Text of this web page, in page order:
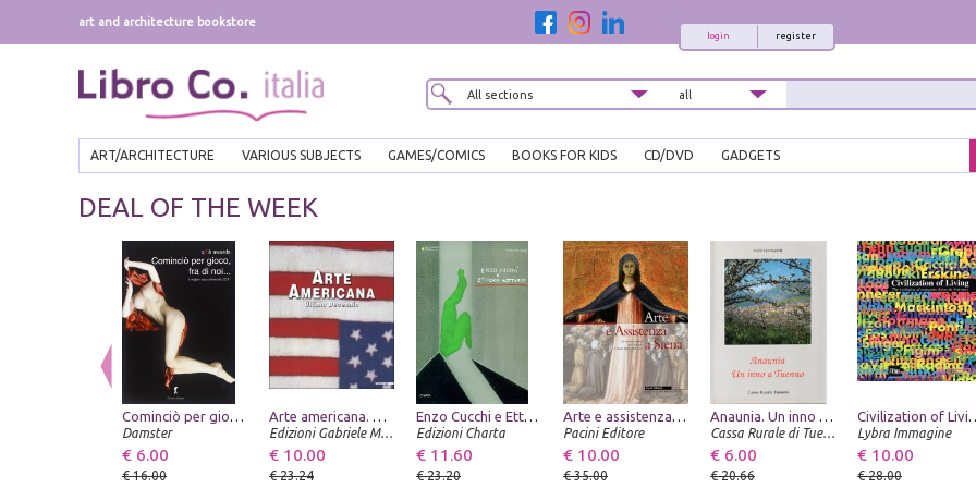
art and architecture bookstore
register
login
ART/ARCHITECTURE VARIOUS SUBJECTS GAMES/COMICS BOOKS FOR KIDS CD/DVD GADGETS
DEAL OF THE WEEK
Cominciò per gioco, fra di noi. I migliori racconti erotici 2011
Damster
€ 6.00
€ 16.00
Arte americana. Ultimo decennio
Edizioni Gabriele Mazzotta
€ 10.00
€ 23.24
Enzo Cucchi e Ettore Sottsass
Edizioni Charta
€ 11.60
€ 23.20
Arte e assistenza a Siena. Le copertine dipinte dell'Ospedale di Santa Maria della Scala
Pacini Editore
€ 10.00
€ 35.00
Anaunia. Un inno a Tuenno
Cassa Rurale di Tuenno
€ 6.00
€ 20.66
Civilization of Living.
Lybra Immagine
€ 10.00
€ 28.00